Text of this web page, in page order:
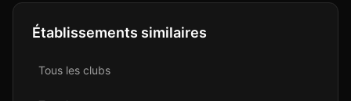
Établissements similaires
Tous les clubs